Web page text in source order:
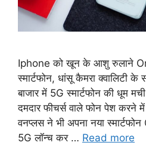
Iphone को खून के आशु रुलाने
स्मार्टफोन, धांसू कैमरा क्वालिटी के
बाजार में 5G स्मार्टफोन की धूम
दमदार फीचर्स वाले फोन पेश करने
वनप्लस ने भी अपना नया
5G लॉन्च कर … Read more